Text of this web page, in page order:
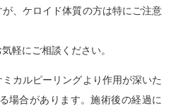
が、ケロイド体質の方は特にご注意
軽にご相談ください。
カルピーリングより作用が深いた
場合があります。施術後の経過に